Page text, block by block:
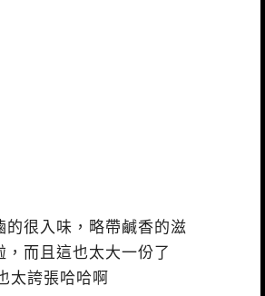
的很入味，略帶鹹香的滋
，而且這也太大一份了
太誇張哈哈啊